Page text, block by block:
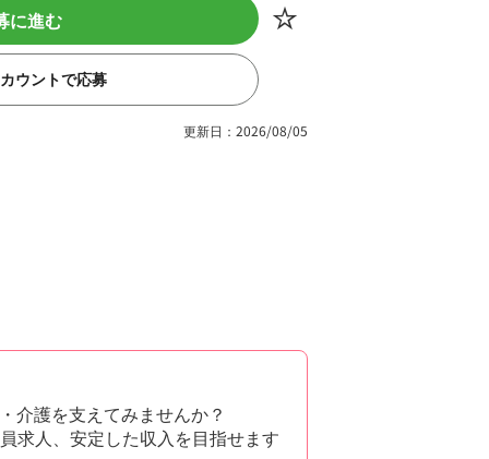
に進む
ウントで応募
更新日：2026/08/05
介護を支えてみませんか？
求人、安定した収入を目指せます